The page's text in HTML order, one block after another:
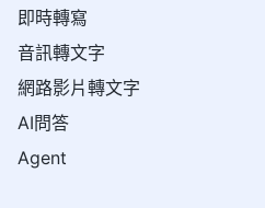
即時轉寫
音訊轉文字
網路影片轉文字
AI問答
Agent